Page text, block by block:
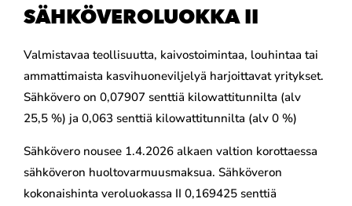
SÄHKÖVEROLUOKKA II
Valmistavaa teollisuutta, kaivostoimintaa, louhintaa tai
ammattimaista kasvihuoneviljelyä harjoittavat yritykset.
Sähkövero on 0,07907 senttiä kilowattitunnilta (alv
25,5 %) ja 0,063 senttiä kilowattitunnilta (alv 0 %)
Sähkövero nousee 1.4.2026 alkaen valtion korottaessa
sähköveron huoltovarmuusmaksua. Sähköveron
kokonaishinta veroluokassa II 0,169425 senttiä